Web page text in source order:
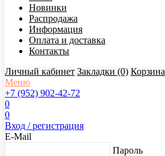
Новинки
Распродажа
Информация
Оплата и доставка
Контакты
Личный кабинет Закладки (0) Корзина
Меню
+7 (952) 902-42-72
0
0
Вход / регистрация
E-Mail
Пароль